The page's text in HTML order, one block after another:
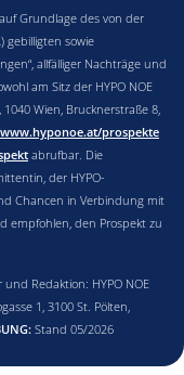
Grundlage des von der
gebilligten sowie
allfälliger Nachträge und
am Sitz der HYPO NOE
Wien, Brucknerstraße 8,
prospekte
abrufbar. Die
der HYPO-
Chancen in Verbindung mit
empfohlen, den Prospekt zu
Redaktion: HYPO NOE
1, 3100 St. Pölten,
Stand 05/2026